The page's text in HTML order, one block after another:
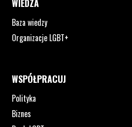
WIEDZA
Baza wiedzy
Organizacje LGBT+
WSPÓŁPRACUJ
Polityka
Biznes